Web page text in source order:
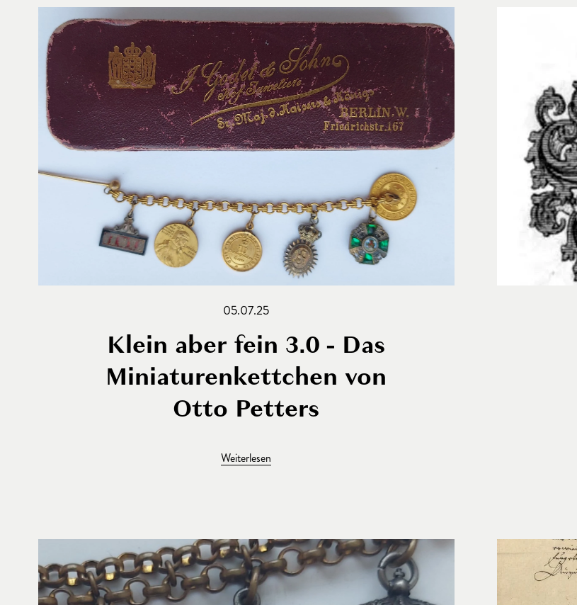
05.07.25
Klein aber fein 3.0 - Das
Miniaturenkettchen von
Otto Petters
Weiterlesen